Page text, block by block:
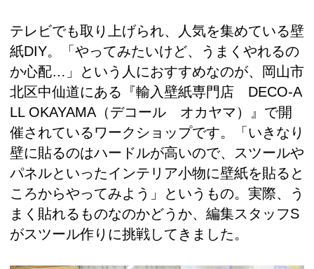
テレビでも取り上げられ、人気を集めている壁
紙DIY。「やってみたいけど、うまくやれるの
か心配…」という人におすすめなのが、岡山市
北区中仙道にある『輸入壁紙専門店 DECO-A
LL OKAYAMA（デコール オカヤマ）』で開
催されているワークショップです。「いきなり
壁に貼るのはハードルが高いので、スツールや
パネルといったインテリア小物に壁紙を貼ると
ころからやってみよう」というもの。実際、う
まく貼れるものなのかどうか、編集スタッフS
がスツール作りに挑戦してきました。